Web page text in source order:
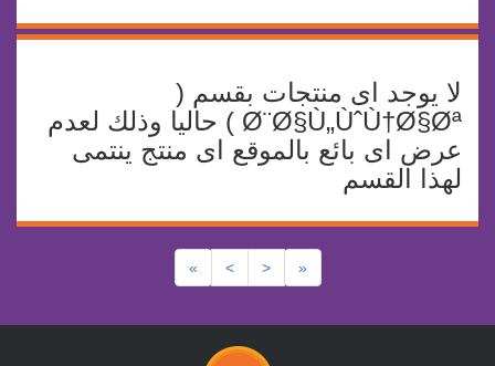
لا يوجد اى منتجات بقسم (
Ø¨Ø§Ù„ÙˆÙ†Ø§Øª ) حاليا وذلك لعدم
عرض اى بائع بالموقع اى منتج ينتمى
لهذا القسم
«
<
>
»